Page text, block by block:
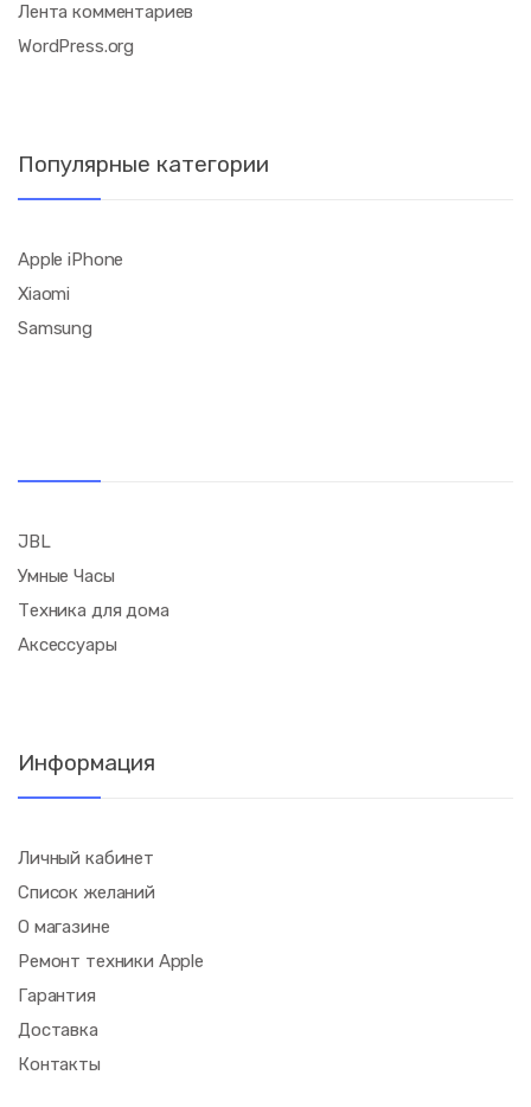
Лента комментариев
WordPress.org
Популярные категории
Apple iPhone
Xiaomi
Samsung
JBL
Умные Часы
Техника для дома
Аксессуары
Информация
Личный кабинет
Список желаний
О магазине
Ремонт техники Apple
Гарантия
Доставка
Контакты